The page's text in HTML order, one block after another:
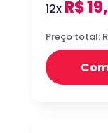
12x R$
Preço total: